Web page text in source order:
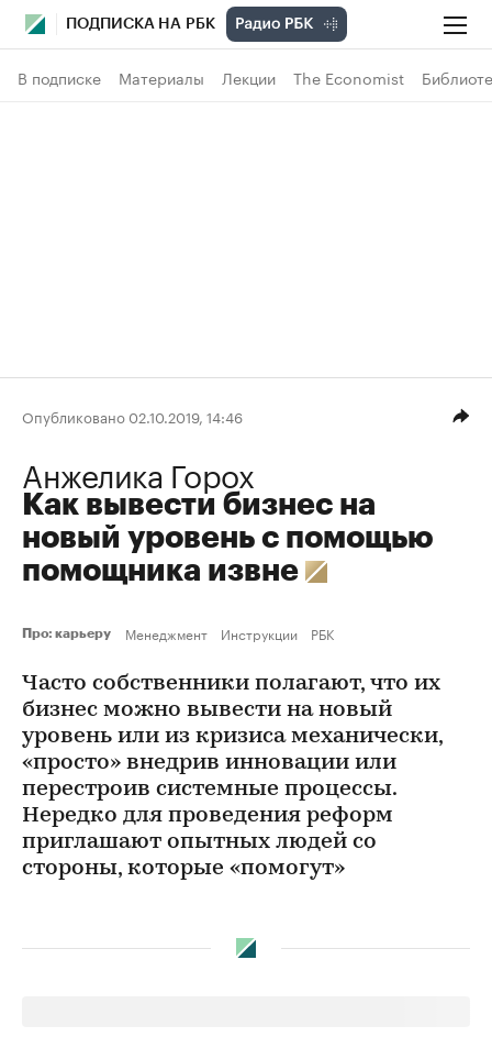
ПОДПИСКА НА РБК
В подписке Материалы Лекции The Economist
Опубликовано 02.10.2019, 14:46
Анжелика Горох
Как вывести бизнес на
новый уровень с помощью
помощника извне
Про: карьеру Менеджмент Инструкции РБК
Часто собственники полагают, что их
бизнес можно вывести на новый
уровень или из кризиса механически,
«просто» внедрив инновации или
перестроив системные процессы.
Нередко для проведения реформ
приглашают опытных людей со
стороны, которые «помогут»